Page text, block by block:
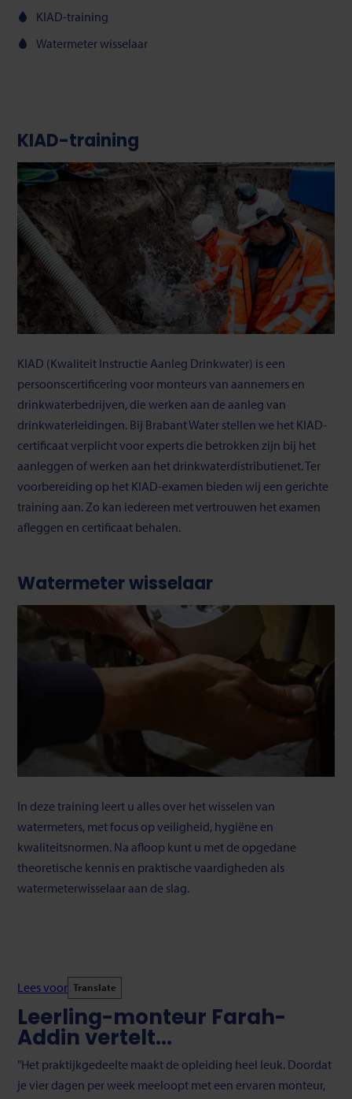
KIAD-training
Watermeter wisselaar
KIAD-training
KIAD (Kwaliteit Instructie Aanleg Drinkwater) is een
persoonscertificering voor monteurs van aannemers en
drinkwaterbedrijven, die werken aan de aanleg van
drinkwaterleidingen. Bij Brabant Water stellen we het KIAD-
certificaat verplicht voor experts die betrokken zijn bij het
aanleggen of werken aan het drinkwaterdistributienet. Ter
voorbereiding op het KIAD-examen bieden wij een gerichte
training aan. Zo kan iedereen met vertrouwen het examen
afleggen en certificaat behalen.
Watermeter wisselaar
In deze training leert u alles over het wisselen van
watermeters, met focus op veiligheid, hygiëne en
kwaliteitsnormen. Na afloop kunt u met de opgedane
theoretische kennis en praktische vaardigheden als
watermeterwisselaar aan de slag.
Lees voor Translate
Leerling-monteur Farah-
Addin vertelt...
"Het praktijkgedeelte maakt de opleiding heel leuk. Doordat
je vier dagen per week meeloopt met een ervaren monteur,